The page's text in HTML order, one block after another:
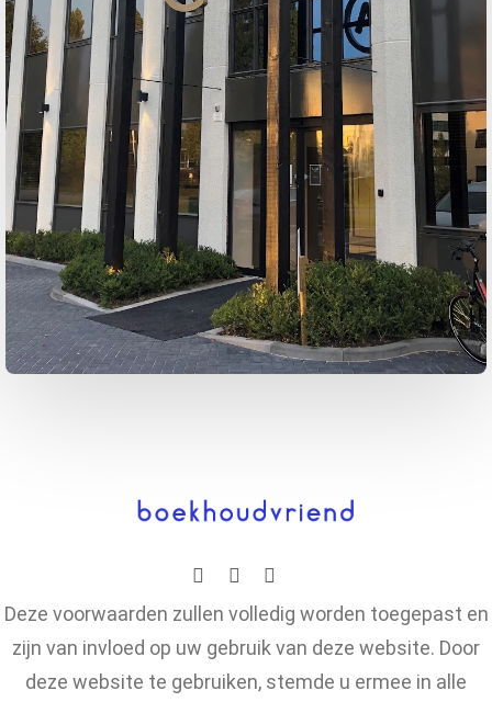
Deze voorwaarden zullen volledig worden toegepast en
zijn van invloed op uw gebruik van deze website. Door
deze website te gebruiken, stemde u ermee in alle